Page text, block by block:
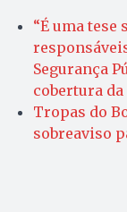
“É uma
Segurança
cobertura
Tropas do
sobreaviso